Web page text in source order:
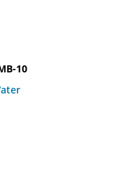
10